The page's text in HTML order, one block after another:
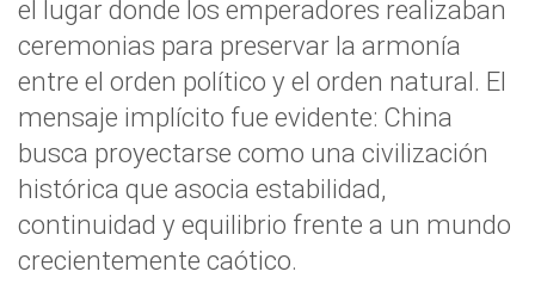
el lugar donde los emperadores realizaban
ceremonias para preservar la armonía
entre el orden político y el orden natural. El
mensaje implícito fue evidente: China
busca proyectarse como una civilización
histórica que asocia estabilidad,
continuidad y equilibrio frente a un mundo
crecientemente caótico.